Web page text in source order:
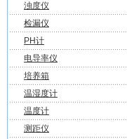
浊度仪
检漏仪
PH计
电导率仪
培养箱
温湿度计
温度计
测距仪